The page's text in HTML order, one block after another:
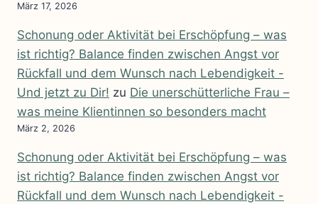
März 17, 2026
Schonung oder Aktivität bei Erschöpfung – was
ist richtig? Balance finden zwischen Angst vor
Rückfall und dem Wunsch nach Lebendigkeit -
Und jetzt zu Dir! zu Die unerschütterliche Frau –
was meine Klientinnen so besonders macht
März 2, 2026
Schonung oder Aktivität bei Erschöpfung – was
ist richtig? Balance finden zwischen Angst vor
Rückfall und dem Wunsch nach Lebendigkeit -